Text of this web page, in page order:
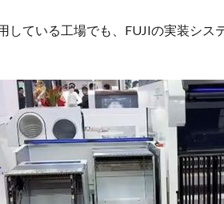
している工場でも、FUJIの実装シス